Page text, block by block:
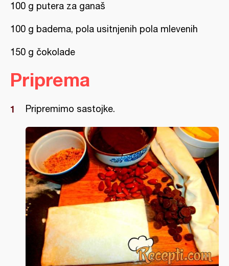
100 g putera za ganaš
100 g badema, pola usitnjenih pola mlevenih
150 g čokolade
Priprema
Pripremimo sastojke.